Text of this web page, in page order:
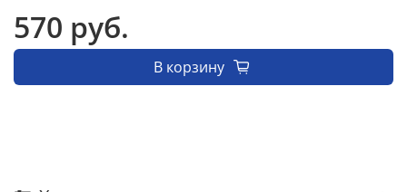
570 руб.
В корзину